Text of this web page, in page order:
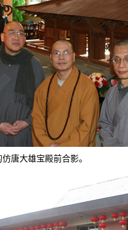
唐大雄宝殿前合影。